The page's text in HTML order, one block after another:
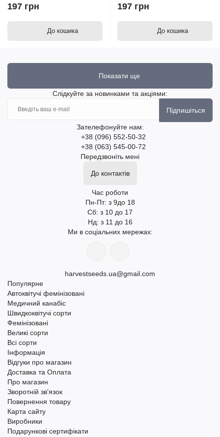
197 грн
До кошика
197 грн
До кошика
Показати ще
Слідкуйте за новинками та акціями:
Підпишіться
Зателефонуйте нам:
+38 (096) 552-50-32
+38 (063) 545-00-72
Передзвоніть мені
До контактів
Час роботи
Пн-Пт: з 9до 18
Сб: з 10 до 17
Нд: з 11 до 16
Ми в соціальних мережах:
harvestseeds.ua@gmail.com
Популярне
Автоквітучі фемінізовані
Медичний канабіс
Швидкоквітучі сорти
Фемінізовані
Великі сорти
Всі сорти
Інформація
Відгуки про магазин
Доставка та Оплата
Про магазин
Зворотній зв'язок
Повернення товару
Карта сайту
Виробники
Подарункові сертифікати